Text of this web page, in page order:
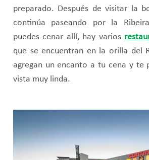
preparado. Después de visitar la
continúa paseando por la
puedes cenar allí, hay varios
que se encuentran en la orilla del
agregan un encanto a tu cena y te
vista muy linda.